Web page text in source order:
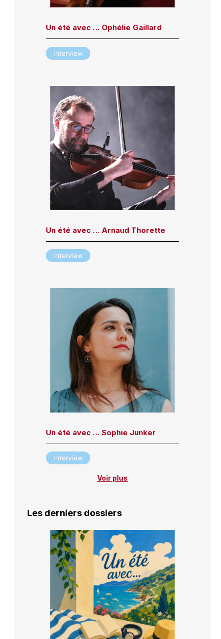
Un été avec … Ophélie Gaillard
Interview
Un été avec … Arnaud Thorette
Interview
Un été avec … Sophie Junker
Interview
Voir plus
Les derniers dossiers